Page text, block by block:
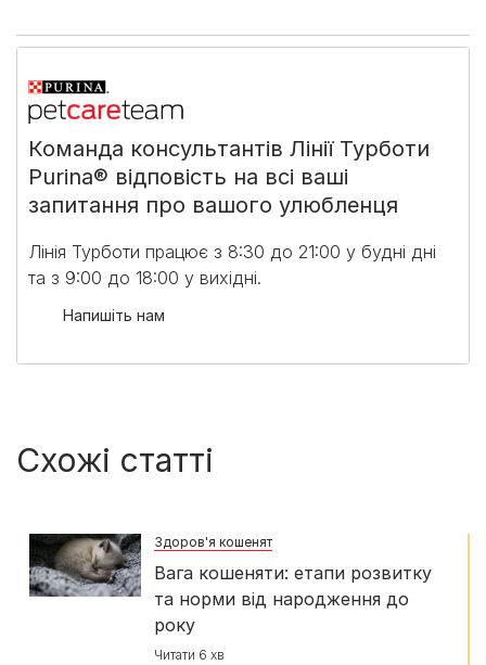
Команда консультантів Лінії Турботи
Purina® відповість на всі ваші
запитання про вашого улюбленця
Лінія Турботи працює з 8:30 до 21:00 у будні дні
та з 9:00 до 18:00 у вихідні.​
Напишіть нам
Схожі статті
Здоров'я кошенят
Вага кошеняти: етапи розвитку
та норми від народження до
року
Читати 6 хв